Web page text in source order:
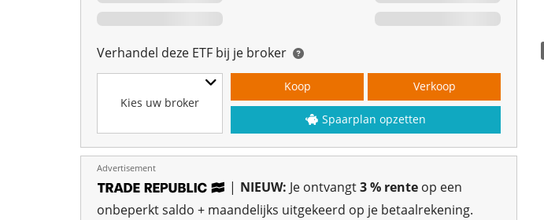
Verhandel deze ETF bij je broker
Kies uw broker
Koop Verkoop
Spaarplan opzetten
Advertisement
| NIEUW: Je ontvangt3 % rente op een
onbeperkt saldo + maandelijks uitgekeerd op je betaalrekening.